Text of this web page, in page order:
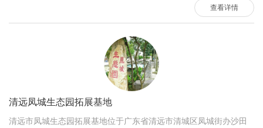
查看详情
清远凤城生态园拓展基地
清远市凤城生态园拓展基地位于广东省清远市清城区凤城街办沙田